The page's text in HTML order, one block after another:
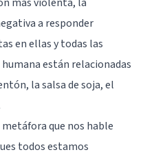
a responder
en ellas y todas las
están relacionadas
la salsa de soja, el
metáfora que nos hable
todos estamos